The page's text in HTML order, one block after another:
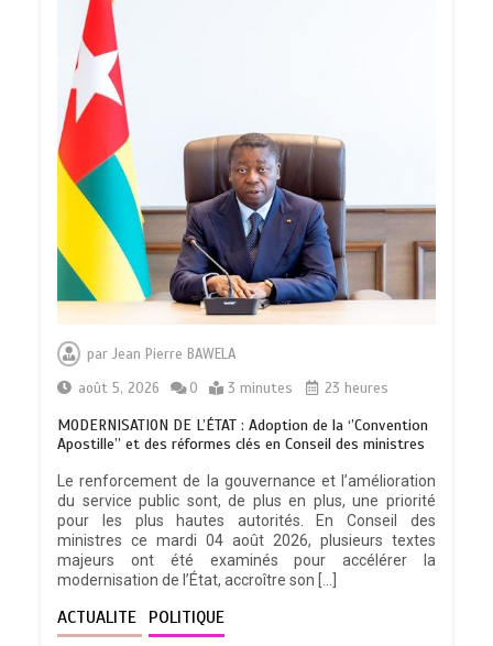
parJean Pierre BAWELA
août 5, 2026
0 3 minutes 23 heures
MODERNISATION DE L’ÉTAT : Adoption de la ‘’Convention
Apostille’’ et des réformes clés en Conseil des ministres
Le renforcement de la gouvernance et l’amélioration
du service public sont, de plus en plus, une priorité
pour les plus hautes autorités. En Conseil des
ministres ce mardi 04 août 2026, plusieurs textes
majeurs ont été examinés pour accélérer la
modernisation de l’État, accroître son […]
ACTUALITE POLITIQUE
DAGL/OCCUPATION ANARCHIQUE DU
trois semaines
5 minutes
CONSEIL DES MINISTRES DU 04 AOUT
2026: Deux (02) projets de loi, trois
(03) décrets et écouté trois (03)
communications …les grandes
décisions…
0